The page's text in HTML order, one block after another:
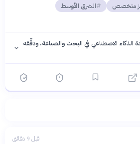
متخصص
الشرق الأوسط
الذكاء الاصطناعي في البحث والصياغة، ودقّقه
الاصطناعي
قبل 9 دقائق